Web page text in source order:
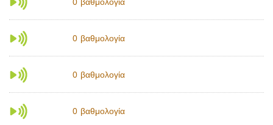
0 βαθμολογία
0 βαθμολογία
0 βαθμολογία